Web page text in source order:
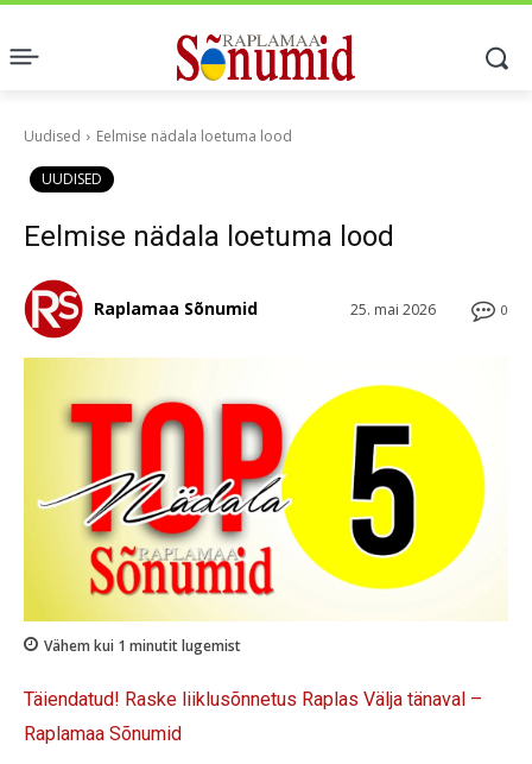
Uudised Eelmise nädala loetuma lood
UUDISED
Eelmise nädala loetuma lood
0
25. mai 2026
Raplamaa Sõnumid
Vähem kui 1 minutit lugemist
Täiendatud! Raske liiklusõnnetus Raplas Välja tänaval –
Raplamaa Sõnumid